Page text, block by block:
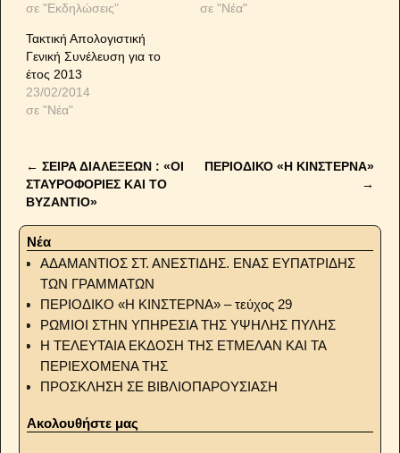
σε "Εκδηλώσεις"
σε "Νέα"
Τακτική Απολογιστική
Γενική Συνέλευση για το
έτος 2013
23/02/2014
σε "Νέα"
Post navigation
← ΣΕΙΡΑ ΔΙΑΛΕΞΕΩΝ : «ΟΙ
ΣΤΑΥΡΟΦΟΡΙΕΣ ΚΑΙ ΤΟ
ΒΥΖΑΝΤΙΟ»
ΠΕΡΙΟΔΙΚΟ «Η ΚΙΝΣΤΕΡΝΑ»
→
Νέα
ΑΔΑΜΑΝΤΙΟΣ ΣΤ. ΑΝΕΣΤΙΔΗΣ. ΕΝΑΣ ΕΥΠΑΤΡΙΔΗΣ
ΤΩΝ ΓΡΑΜΜΑΤΩΝ
ΠΕΡΙΟΔΙΚΟ «Η ΚΙΝΣΤΕΡΝΑ» – τεύχος 29
ΡΩΜΙΟΙ ΣΤΗΝ ΥΠΗΡΕΣΙΑ ΤΗΣ ΥΨΗΛΗΣ ΠΥΛΗΣ
Η ΤΕΛΕΥΤΑΙΑ ΕΚΔΟΣΗ ΤΗΣ ΕΤΜΕΛΑΝ ΚΑΙ ΤΑ
ΠΕΡΙΕΧΟΜΕΝΑ ΤΗΣ
ΠΡΟΣΚΛΗΣΗ ΣΕ ΒΙΒΛΙΟΠΑΡΟΥΣΙΑΣΗ
Ακολουθήστε μας